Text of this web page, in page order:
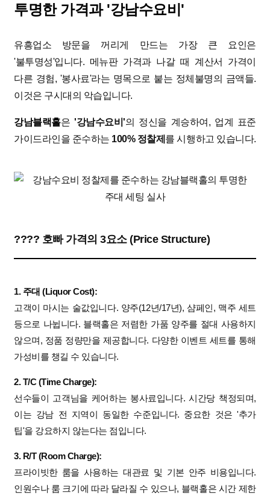
투명한 가격과 '강남수요비'
유흥업소 방문을 꺼리게 만드는 가장 큰 요인은
'불투명성'입니다. 메뉴판 가격과 나갈 때 계산서 가격이
다른 경험, '봉사료'라는 명목으로 붙는 정체불명의 금액들.
이것은 구시대의 악습입니다.
강남블랙홀은'강남수요비'의 정신을 계승하여, 업계 표준
가이드라인을 준수하는 100% 정찰제 를 시행하고 있습니다.
???? 호빠 가격의 3요소 (Price Structure)
1. 주대 (Liquor Cost):
고객이 마시는 술값입니다. 양주(12년/17년), 샴페인, 맥주 세트
등으로 나뉩니다. 블랙홀은 저렴한 가품 양주를 절대 사용하지
않으며, 정품 정량만을 제공합니다. 다양한 이벤트 세트를 통해
가성비를 챙길 수 있습니다.
2. T/C (Time Charge):
선수들이 고객님을 케어하는 봉사료입니다. 시간당 책정되며,
이는 강남 전 지역이 동일한 수준입니다. 중요한 것은 '추가
팁'을 강요하지 않는다는 점입니다.
3. R/T (Room Charge):
프라이빗한 룸을 사용하는 대관료 및 기본 안주 비용입니다.
인원수나 룸 크기에 따라 달라질 수 있으나, 블랙홀은 시간 제한